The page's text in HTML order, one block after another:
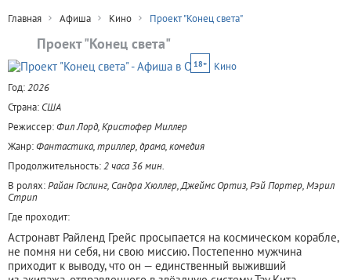
Главная Афиша Кино Проект "Конец света"
Проект "Конец света"
18+
Кино
Год:2026
Страна: США
Режиссер:Фил Лорд, Кристофер Миллер
Жанр:Фантастика, триллер, драма, комедия
Продолжительность:2 часа 36 мин.
В ролях:Райан Гослинг, Сандра Хюллер, Джеймс Ортиз, Рэй Портер, Мэрил
Стрип
Где проходит:
Астронавт Райленд Грейс просыпается на космическом корабле,
не помня ни себя, ни свою миссию. Постепенно мужчина
приходит к выводу, что он — единственный выживший